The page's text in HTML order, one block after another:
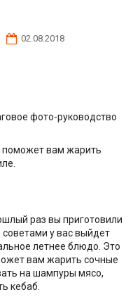
02.08.2018
поможет вам жарить
раз вы приготовили
у вас выйдет
летнее блюдо. Это
вам жарить сочные
на шампуры мясо,
кебаб.